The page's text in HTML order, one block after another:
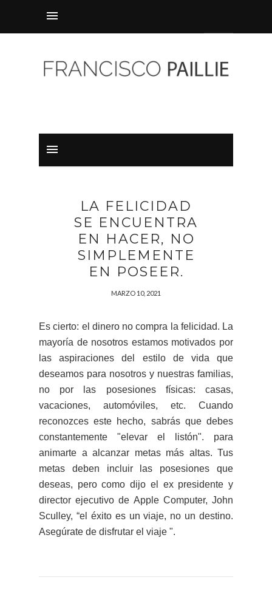
LA FELICIDAD
SE ENCUENTRA
EN HACER, NO
SIMPLEMENTE
EN POSEER.
MARZO 10, 2021
Es cierto: el dinero no compra la felicidad. La
mayoría de nosotros estamos motivados por
las aspiraciones del estilo de vida que
deseamos para nosotros y nuestras familias,
no por las posesiones físicas: casas,
vacaciones, automóviles, etc. Cuando
reconozces este hecho, sabrás que debes
constantemente "elevar el listón". para
animarte a alcanzar metas más altas. Tus
metas deben incluir las posesiones que
deseas, pero como dijo el ex presidente y
director ejecutivo de Apple Computer, John
Sculley, “el éxito es un viaje, no un destino.
Asegúrate de disfrutar el viaje ".